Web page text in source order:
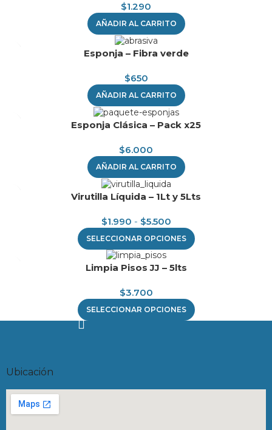
$1.290
AÑADIR AL CARRITO
Esponja – Fibra verde
$650
AÑADIR AL CARRITO
Esponja Clásica – Pack x25
$6.000
AÑADIR AL CARRITO
Virutilla Líquida – 1Lt y 5Lts
$1.990 - $5.500
SELECCIONAR OPCIONES
Limpia Pisos JJ – 5lts
$3.700
SELECCIONAR OPCIONES
Ubicación